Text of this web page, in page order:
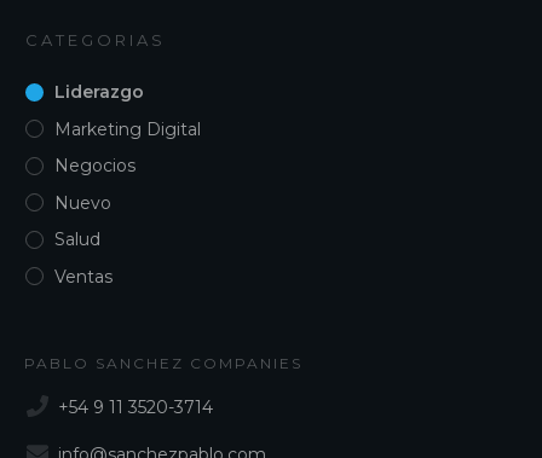
CATEGORIAS
Liderazgo
Marketing Digital
Negocios
Nuevo
Salud
Ventas
PABLO SANCHEZ COMPANIES
+54 9 11 3520-3714